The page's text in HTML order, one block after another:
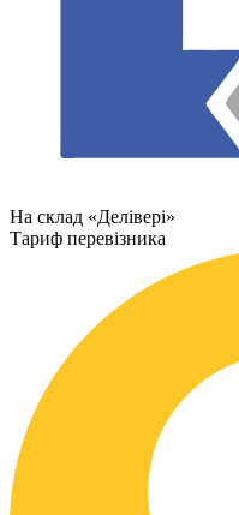
На склад «Делівері»
Тариф перевізника